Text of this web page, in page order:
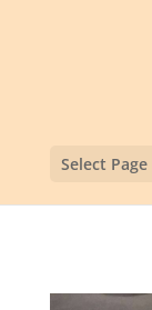
Select Page